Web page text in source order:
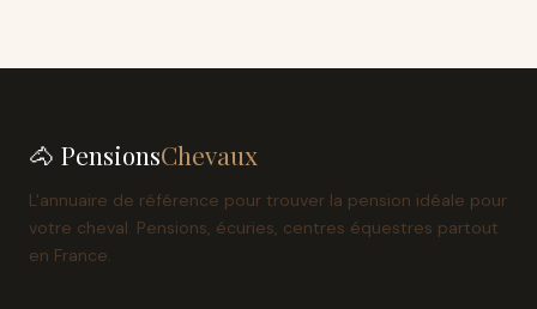
🐴 PensionsChevaux
L'annuaire de référence pour trouver la pension idéale pour
votre cheval. Pensions, écuries, centres équestres partout
en France.